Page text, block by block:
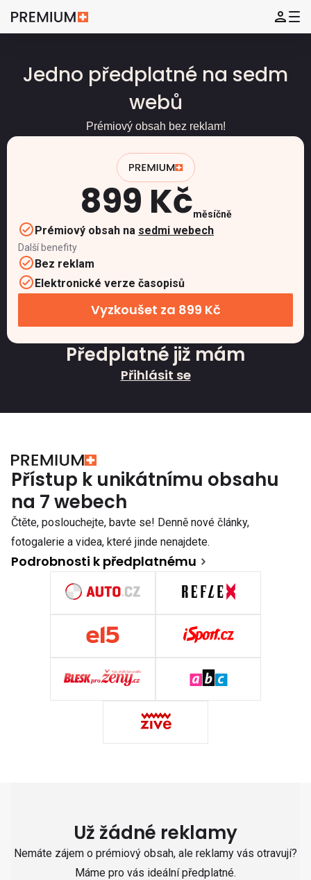
Jedno předplatné na sedm
webů
Prémiový obsah bez reklam!
899 Kčměsíčně
Prémiový obsah na sedmi webech
Další benefity
Bez reklam
Elektronické verze časopisů
Vyzkoušet za 899 Kč
Předplatné již mám
Přihlásit se
Přístup k unikátnímu obsahu
na 7 webech
Čtěte, poslouchejte, bavte se! Denně nové články,
fotogalerie a videa, které jinde nenajdete.
Podrobnosti k předplatnému
Už žádné reklamy
Nemáte zájem o prémiový obsah, ale reklamy vás otravují?
Máme pro vás ideální předplatné.